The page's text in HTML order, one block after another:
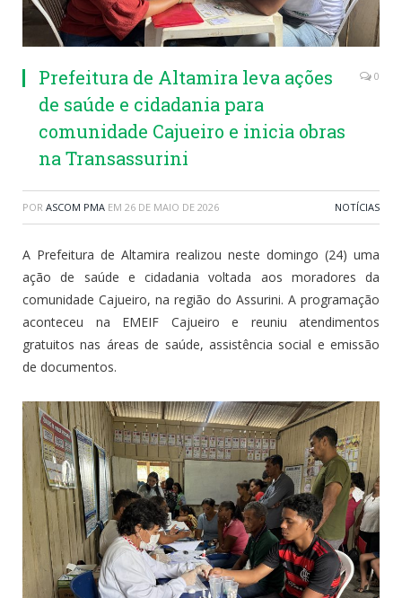
Prefeitura de Altamira leva ações
de saúde e cidadania para
comunidade Cajueiro e inicia obras
na Transassurini
0
POR ASCOM PMA EM 26 DE MAIO DE 2026 NOTÍCIAS
A Prefeitura de Altamira realizou neste domingo (24) uma
ação de saúde e cidadania voltada aos moradores da
comunidade Cajueiro, na região do Assurini. A programação
aconteceu na EMEIF Cajueiro e reuniu atendimentos
gratuitos nas áreas de saúde, assistência social e emissão
de documentos.